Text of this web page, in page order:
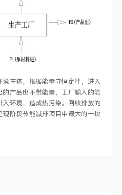
主体，根据能量守恒定律，进入
的产品也不带能量，工厂输入的能
环境，造成热污染。回收排放的
现阶段节能减排项目中最大的一块